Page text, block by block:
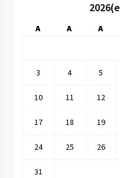
A A A
3 4 5
10 11 12
17 18 19
24 25 26
31